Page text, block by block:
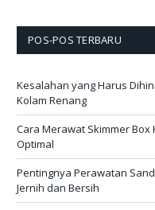
POS-POS TERBARU
Kesalahan yang Harus
Kolam Renang
Cara Merawat Skimmer Box
Optimal
Pentingnya Perawatan
Jernih dan Bersih